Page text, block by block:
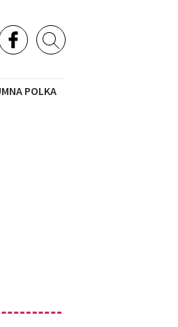
POLKA